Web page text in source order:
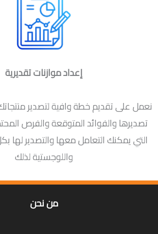
إعداد موازنات تقديرية
نعمل على تقديم خطة وافية لتصدير
تصديرها والفوائد المتوقعة والفرص
التي يمكنك التعامل معها والتصدير لها
واللوجستية لذلك
من نحن